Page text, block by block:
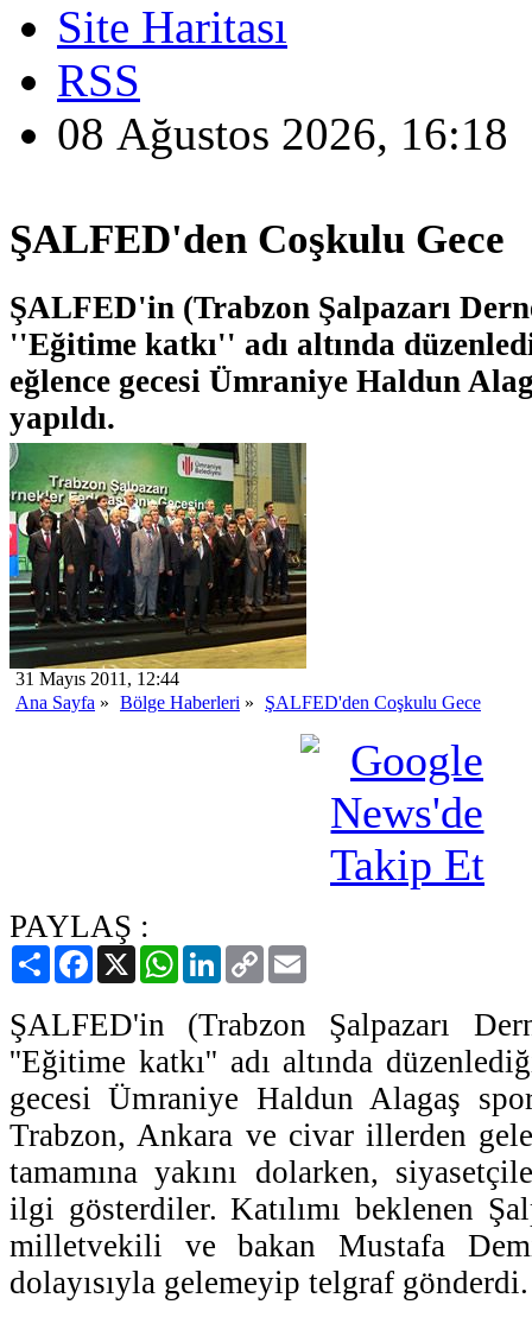
Site Haritası
RSS
08 Ağustos 2026, 16:18
ŞALFED'den Coşkulu Gece
ŞALFED'in (Trabzon Şalpazarı
''Eğitime katkı'' adı altında
eğlence gecesi Ümraniye Haldun
yapıldı.
31 Mayıs 2011, 12:44
Ana Sayfa » Bölge Haberleri » ŞALFED'den Coşkulu Gece
PAYLAŞ :
PaylaşFacebook
X WhatsAppLinkedIn
Copy
Link
ŞALFED'in (Trabzon Şalpazarı
''Eğitime katkı'' adı altında
gecesi Ümraniye Haldun Alagaş
Trabzon, Ankara ve civar illerden
tamamına yakını dolarken,
ilgi gösterdiler. Katılımı beklenen
milletvekili ve bakan Mustafa
dolayısıyla gelemeyip telgraf gönderdi.